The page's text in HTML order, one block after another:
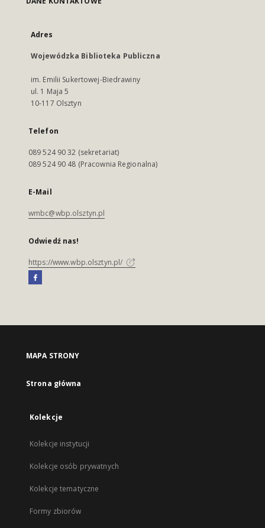
Adres
Wojewódzka Biblioteka Publiczna
im. Emilii Sukertowej-Biedrawiny
ul. 1 Maja 5
10-117 Olsztyn
Telefon
089 524 90 32 (sekretariat)
089 524 90 48 (Pracownia Regionalna)
E-Mail
wmbc@wbp.olsztyn.pl
Odwiedź nas!
https://www.wbp.olsztyn.pl/
MAPA STRONY
Strona główna
Kolekcje
Kolekcje instytucji
Kolekcje osób prywatnych
Kolekcje tematyczne
Formy zbiorów